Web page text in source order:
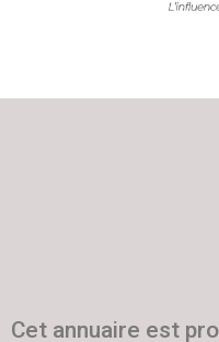
Cet annuaire est